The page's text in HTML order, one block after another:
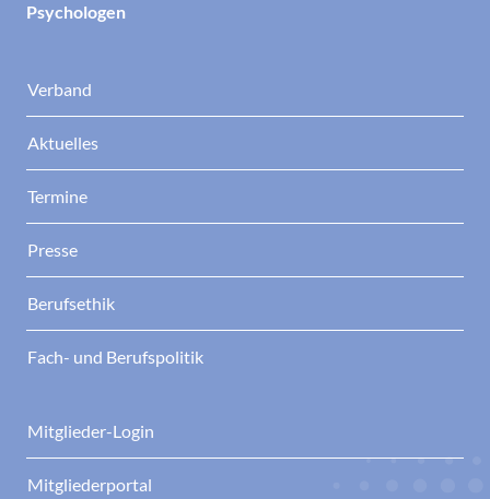
Psychologen
Verband
Aktuelles
Termine
Presse
Berufsethik
Fach- und Berufspolitik
Mitglieder-Login
Mitgliederportal